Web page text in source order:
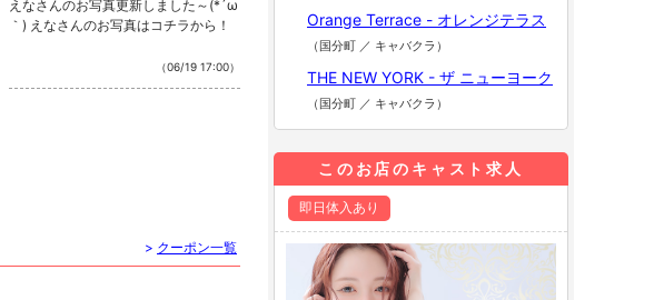
えなさんのお写真更新しました～(*´ω
｀) えなさんのお写真はコチラから！
（06/19 17:00）
> クーポン一覧
Orange Terrace - オレンジテラス
（国分町 ／ キャバクラ）
THE NEW YORK - ザ ニューヨーク
（国分町 ／ キャバクラ）
このお店のキャスト求人
即日体入あり